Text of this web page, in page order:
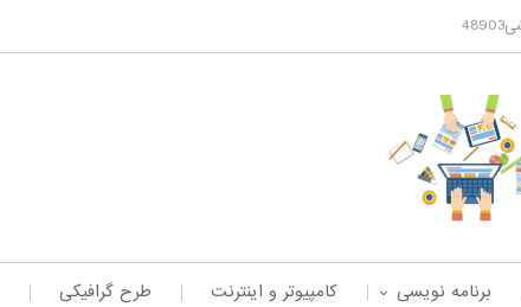
برنامه نویسی کامپیوتر و اینترنت طرح گرافیکی